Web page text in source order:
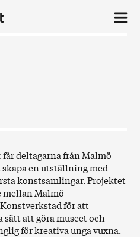
deltagarna från Malmö
en utställning med
konstsamlingar. Projektet
mellan Malmö
för att
sätt att göra museet och
för kreativa unga vuxna.
2